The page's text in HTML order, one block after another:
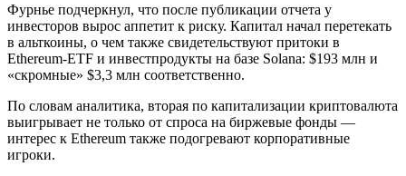
Фурнье подчеркнул, что после публикации отчета у
инвесторов вырос аппетит к риску. Капитал начал перетекать
в альткоины, о чем также свидетельствуют притоки в
Ethereum-ETF и инвестпродукты на базе Solana: $193 млн и
«скромные» $3,3 млн соответственно.
По словам аналитика, вторая по капитализации криптовалюта
выигрывает не только от спроса на биржевые фонды —
интерес к Ethereum также подогревают корпоративные
игроки.